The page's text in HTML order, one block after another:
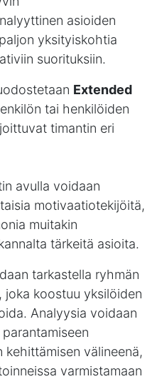
asioiden
yksityiskohtia
suorituksiin.
Extended
tai henkilöiden
timantin eri
avulla voidaan
motivaatiotekijöitä,
muitakin
tärkeitä asioita.
tarkastella ryhmän
joka koostuu yksilöiden
Analyysia voidaan
välineenä,
varmistamaan